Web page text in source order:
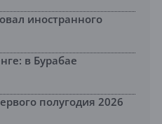
иностранного
в Бурабае
полугодия 2026